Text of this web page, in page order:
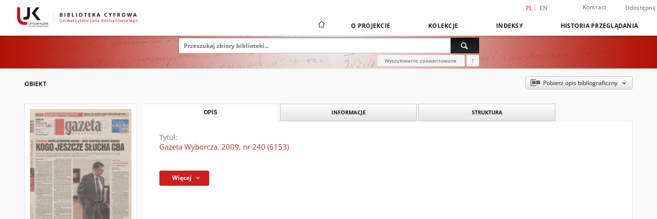
PL EN Kontrast Udostępnij
O PROJEKCIE KOLEKCJE INDEKSY HISTORIA PRZEGLĄDANIA
Wyszukiwanie zaawansowane ?
OBIEKT Pobierz opis bibliograficzny
OPIS INFORMACJE STRUKTURA
Tytuł:
Gazeta Wyborcza. 2009, nr 240 (6153)
Więcej